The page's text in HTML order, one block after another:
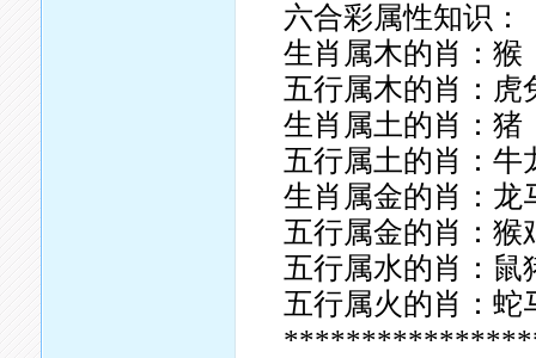
六合彩属性知识：
生肖属木的肖：猴
五行属木的肖：虎
生肖属土的肖：猪
五行属土的肖：牛
生肖属金的肖：龙
五行属金的肖：猴
五行属水的肖：鼠
五行属火的肖：蛇